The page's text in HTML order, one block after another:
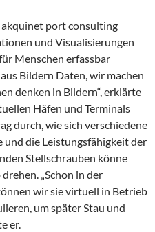
akquinet port consulting
und Visualisierungen
Menschen erfassbar
Bildern Daten, wir machen
denken in Bildern“, erklärte
Häfen und Terminals
durch, wie sich verschiedene
und die Leistungsfähigkeit der
Stellschrauben könne
„Schon in der
wir sie virtuell in Betrieb
um später Stau und
er.